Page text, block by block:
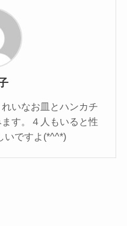
いなお皿とハンカチ
す。４人もいると性
いですよ(*^^*)